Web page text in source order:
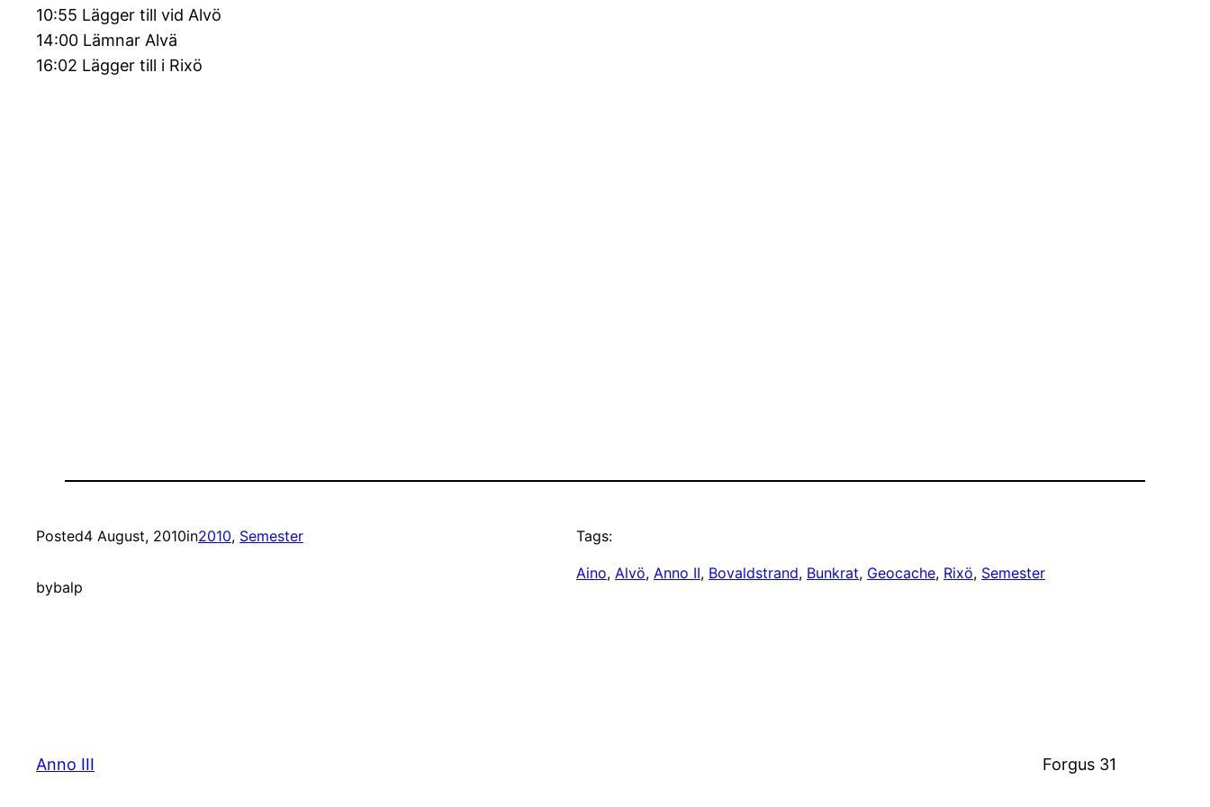
10:55 Lägger till vid Alvö
14:00 Lämnar Alvä
16:02 Lägger till i Rixö
Posted4 August, 2010in2010, Semester
bybalp
Tags:
Aino, Alvö, Anno II, Bovaldstrand, Bunkrat, Geocache, Rixö, Semester
Anno III Forgus 31